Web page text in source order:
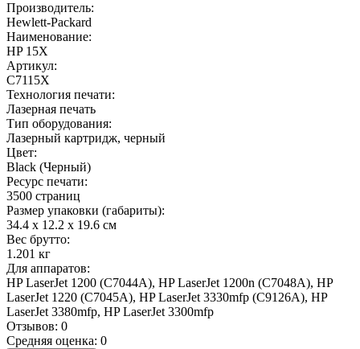
Производитель:
Hewlett-Packard
Наименование:
HP 15X
Артикул:
C7115X
Технология печати:
Лазерная печать
Тип оборудования:
Лазерный картридж, черный
Цвет:
Black (Черный)
Ресурс печати:
3500 страниц
Размер упаковки (габариты):
34.4 x 12.2 x 19.6 см
Вес брутто:
1.201 кг
Для аппаратов:
HP LaserJet 1200 (C7044A), HP LaserJet 1200n (C7048A), HP
LaserJet 1220 (C7045A), HP LaserJet 3330mfp (C9126A), HP
LaserJet 3380mfp, HP LaserJet 3300mfp
Отзывов: 0
Средняя оценка: 0